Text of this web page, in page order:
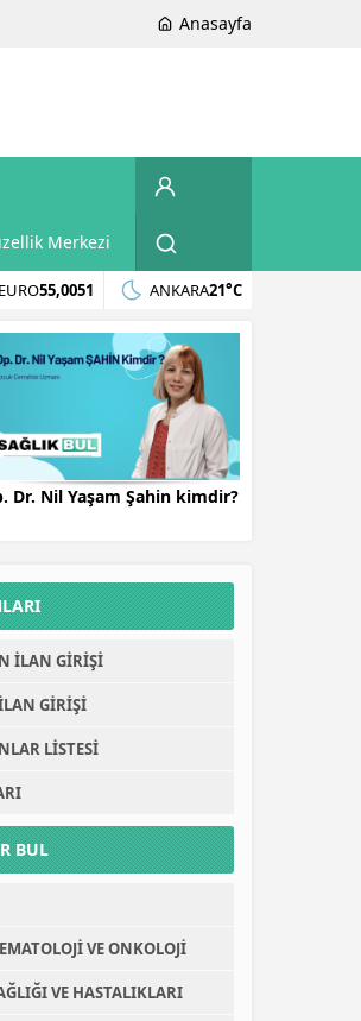
Anasayfa
Merkezi
EURO55,0051 ANKARA21°C
Dr. Nil Yaşam Şahin kimdir?
İLAN GIRIŞI
GIRIŞI
LISTESI
BUL
VE ONKOLOJI
VE HASTALIKLARI